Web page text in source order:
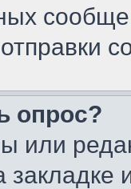
опрос?
или